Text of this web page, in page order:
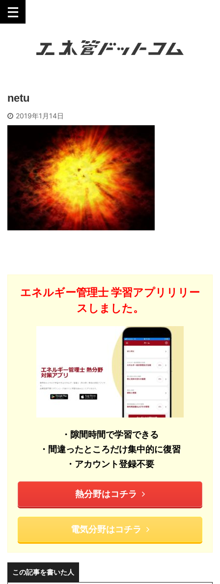
netu
2019年1月14日
エネルギー管理士学習アプリリリー
スしました。
・隙間時間で学習できる
・間違ったところだけ集中的に復習
・アカウント登録不要
熱分野はコチラ
電気分野はコチラ
この記事を書いた人